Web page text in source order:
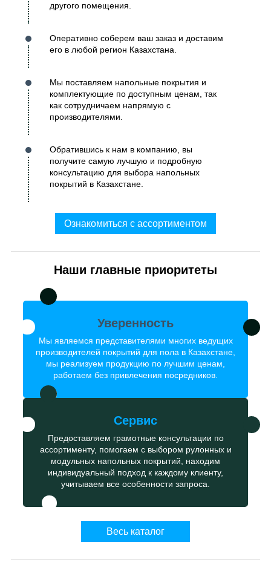
другого помещения.
Оперативно соберем ваш заказ и доставим
его в любой регион Казахстана.
Мы поставляем напольные покрытия и
комплектующие по доступным ценам, так
как сотрудничаем напрямую с
производителями.
Обратившись к нам в компанию, вы
получите самую лучшую и подробную
консультацию для выбора напольных
покрытий в Казахстане.
Ознакомиться с ассортиментом
Наши главные приоритеты
Уверенность
Мы являемся представителями многих ведущих
производителей покрытий для пола в Казахстане,
мы реализуем продукцию по лучшим ценам,
работаем без привлечения посредников.
Сервис
Предоставляем грамотные консультации по
ассортименту, помогаем с выбором рулонных и
модульных напольных покрытий, находим
индивидуальный подход к каждому клиенту,
учитываем все особенности запроса.
Весь каталог